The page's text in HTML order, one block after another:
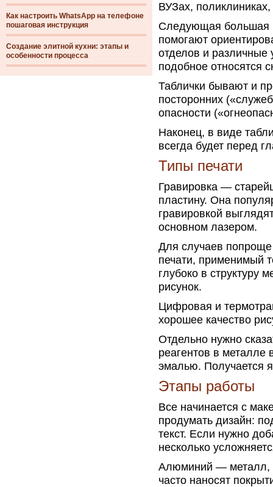
Как настроить WhatsApp на телефоне
пошаговая инструкция
Создание элитной кухни: этапы и
особенности процесса
ВУЗах,
Следующая большая
помогают
отделов и различные
подобное относятся
Таблички бывают и
посторонних
опасности
Наконец, в виде
всегда будет перед
Типы печати
Гравировка —
пластину. Она
гравировкой
основном лазером.
Для случаев
печати, применимый
глубоко в структуру
рисунок.
Цифровая и
хорошее качество
Отдельно нужно
реагентов в металле
эмалью. Получается
Этапы работы
Все начинается с
продумать дизайн:
текст. Если нужно
несколько
Алюминий — металл,
часто наносят